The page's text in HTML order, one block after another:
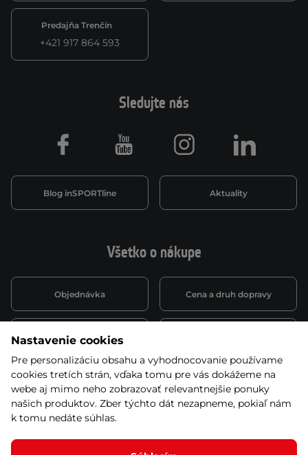
Predajňa Trenčín
+421 917 864 593
Všetko o nákupe
Objednávka Cena a druh dopravy
Spôsob platby
Montáž a servis Reklamácie a záruka
Kariéra
Sledujte nás
Blog inSPORTline Aktuality
Facebook Youtube Instagram LinkedIn
Nastavenie cookies
Pre personalizáciu obsahu a vyhodnocovanie používame
cookies tretích strán, vďaka tomu pre vás dokážeme na
webe aj mimo neho zobrazovať relevantnejšie ponuky
našich produktov. Zber týchto dát nezapneme, pokiaľ nám
k tomu nedáte súhlas.